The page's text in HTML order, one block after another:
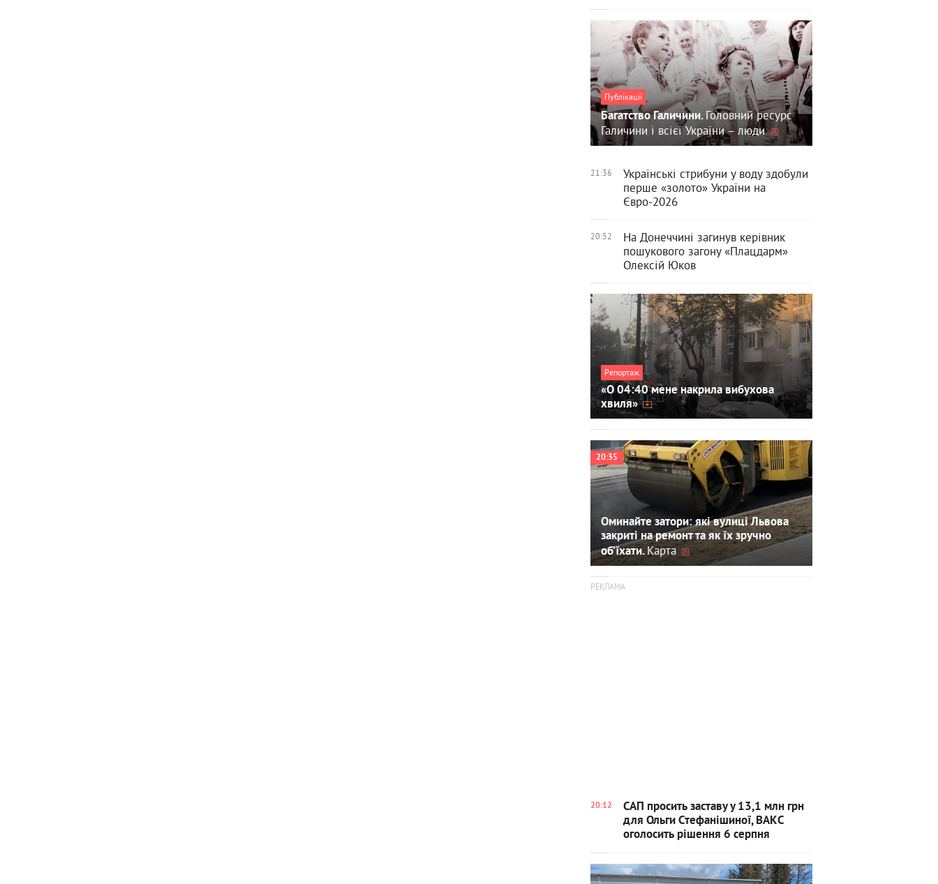
Публікації
Багатство Галичини.Головний ресурс
Галичини і всієї України – люди
21:36
Українські стрибуни у воду здобули
перше «золото» України на
Євро-2026
20:52
На Донеччині загинув керівник
пошукового загону «Плацдарм»
Олексій Юков
Репортаж
«О 04:40 мене накрила вибухова
хвиля»
20:35
Оминайте затори: які вулиці Львова
закриті на ремонт та як їх зручно
об’їхати. Карта
20:12
САП просить заставу у 13,1 млн грн
для Ольги Стефанішиної, ВАКС
оголосить рішення 6 серпня